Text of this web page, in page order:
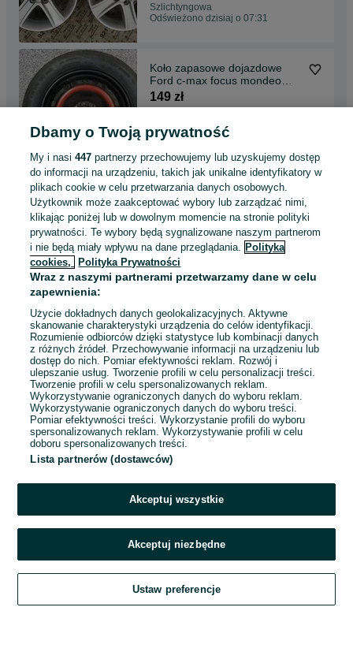
Szlichtyngowa
Odświeżono dzisiaj o 07:31
Koło zapasowe dojazdowe
Ford c-max focus mondeo
volvo 16cali
149 zł
Szlichtyngowa
Opony całoroczne 155/65R14
Hankoook kinergy 4S2
155/65/14
99 zł
Szlichtyngowa
Odświeżono dzisiaj o 07:31
1 ... 9 ... 34
Zadzwoń / SMS
Szukaj Obserwujesz Dodaj Czat Konto
Dbamy o Twoją prywatność
My i nasi447 partnerzy przechowujemy lub uzyskujemy dostęp
do informacji na urządzeniu, takich jak unikalne identyfikatory w
plikach cookie w celu przetwarzania danych osobowych.
Użytkownik może zaakceptować wybory lub zarządzać nimi,
klikając poniżej lub w dowolnym momencie na stronie polityki
prywatności. Te wybory będą sygnalizowane naszym partnerom
i nie będą miały wpływu na dane przeglądania. Polityka
cookies,
Polityka Prywatności
Wraz z naszymi partnerami przetwarzamy dane w celu
zapewnienia:
Użycie dokładnych danych geolokalizacyjnych. Aktywne
skanowanie charakterystyki urządzenia do celów identyfikacji.
Rozumienie odbiorców dzięki statystyce lub kombinacji danych
z różnych źródeł. Przechowywanie informacji na urządzeniu lub
dostęp do nich. Pomiar efektywności reklam. Rozwój i
ulepszanie usług. Tworzenie profili w celu personalizacji treści.
Tworzenie profili w celu spersonalizowanych reklam.
Wykorzystywanie ograniczonych danych do wyboru reklam.
Wykorzystywanie ograniczonych danych do wyboru treści.
Pomiar efektywności treści. Wykorzystanie profili do wyboru
spersonalizowanych reklam. Wykorzystywanie profili w celu
doboru spersonalizowanych treści.
Lista partnerów (dostawców)
Akceptuj wszystkie
Akceptuj niezbędne
Ustaw preferencje